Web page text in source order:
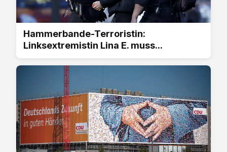
Hammerbande-Terroristin:
Linksextremistin Lina E. muss...